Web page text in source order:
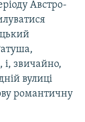
Австро-
і, звичайно,
вулиці
романтичну